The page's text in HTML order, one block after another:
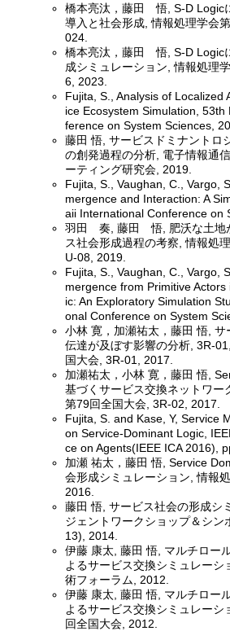
橋本亮汰，藤田 悟, S-D Logic
導入と社会形成, 情報処理学会
024.
橋本亮汰，藤田 悟, S-D Logic
成シミュレーション, 情報処理
6, 2023.
Fujita, S., Analysis of Localized
ice Ecosystem Simulation,
ference on System Sciences,
藤田 悟, サービスドミナントロ
の創発過程の分析, 電子情報通
ーティング研究会, 2019.
Fujita, S., Vaughan, C., Vargo,
mergence and Interaction: A
aii International Conference on
羽田 奏, 藤田 悟, 肥沃な土地
ス社会形成過程の考察, 情報処
U-08, 2019.
Fujita, S., Vaughan, C., Vargo,
mergence from Primitive
ic: An Exploratory Simulation
onal Conference on System
小林 寛，加瀬祐太，藤田 悟,
伝達が及ぼす影響の分析, 3R-
国大会, 3R-01, 2017.
加瀬祐太，小林 寛，藤田 悟,
基づくサービス交換ネットワー
第79回全国大会, 3R-02, 2017.
Fujita, S. and Kase, Y, Service
on Service-Dominant Logic,
ce on Agents(IEEE ICA 2016),
加瀬 祐太，藤田 悟, Service
会形成シミュレーション, 情報
2016.
藤田 悟, サービス社会の形成シ
ジェントワークショップ＆シン
13), 2014.
伊藤 康太, 藤田 悟, マルチロー
よるサービス交換シミュレー
術フォーラム, 2012.
伊藤 康太, 藤田 悟, マルチロー
よるサービス交換シミュレー
回全国大会, 2012.